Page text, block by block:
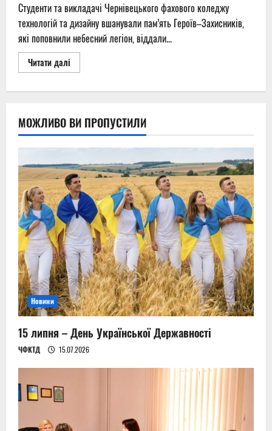
Студенти та викладачі Чернівецького фахового коледжу
технологій та дизайну вшанували пам’ять Героїв–Захисників,
які поповнили небесний легіон, віддали...
Читати далі
more
почесних
поховань,
ми
усвідомлюємо
ціну
нашої
незалежності
МОЖЛИВО ВИ ПРОПУСТИЛИ
Новини
15 липня – День Української Державності
ЧФКТД 15.07.2026